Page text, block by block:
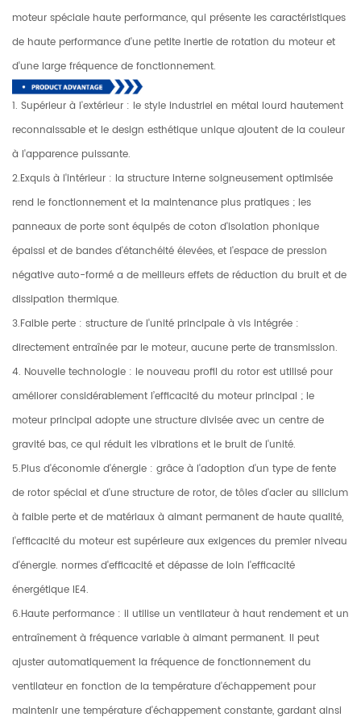
moteur spéciale haute performance, qui présente les caractéristiques
de haute performance d'une petite inertie de rotation du moteur et
d'une large fréquence de fonctionnement.
1. Supérieur à l'extérieur : le style industriel en métal lourd hautement
reconnaissable et le design esthétique unique ajoutent de la couleur
à l'apparence puissante.
2.Exquis à l'intérieur : la structure interne soigneusement optimisée
rend le fonctionnement et la maintenance plus pratiques ; les
panneaux de porte sont équipés de coton d'isolation phonique
épaissi et de bandes d'étanchéité élevées, et l'espace de pression
négative auto-formé a de meilleurs effets de réduction du bruit et de
dissipation thermique.
3.Faible perte : structure de l'unité principale à vis intégrée :
directement entraînée par le moteur, aucune perte de transmission.
4. Nouvelle technologie : le nouveau profil du rotor est utilisé pour
améliorer considérablement l’efficacité du moteur principal ; le
moteur principal adopte une structure divisée avec un centre de
gravité bas, ce qui réduit les vibrations et le bruit de l'unité.
5.Plus d'économie d'énergie : grâce à l'adoption d'un type de fente
de rotor spécial et d'une structure de rotor, de tôles d'acier au silicium
à faible perte et de matériaux à aimant permanent de haute qualité,
l'efficacité du moteur est supérieure aux exigences du premier niveau
d'énergie. normes d'efficacité et dépasse de loin l'efficacité
énergétique IE4.
6.Haute performance : il utilise un ventilateur à haut rendement et un
entraînement à fréquence variable à aimant permanent. Il peut
ajuster automatiquement la fréquence de fonctionnement du
ventilateur en fonction de la température d'échappement pour
maintenir une température d'échappement constante, gardant ainsi